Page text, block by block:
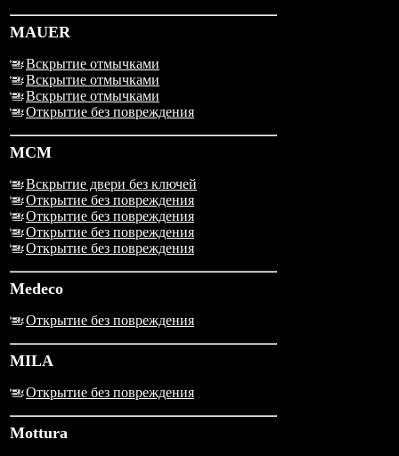
MAUER
Вскрытие отмычками
Вскрытие отмычками
Вскрытие отмычками
Открытие без повреждения
MCM
Вскрытие двери без ключей
Открытие без повреждения
Открытие без повреждения
Открытие без повреждения
Открытие без повреждения
Medeco
Открытие без повреждения
MILA
Открытие без повреждения
Mottura